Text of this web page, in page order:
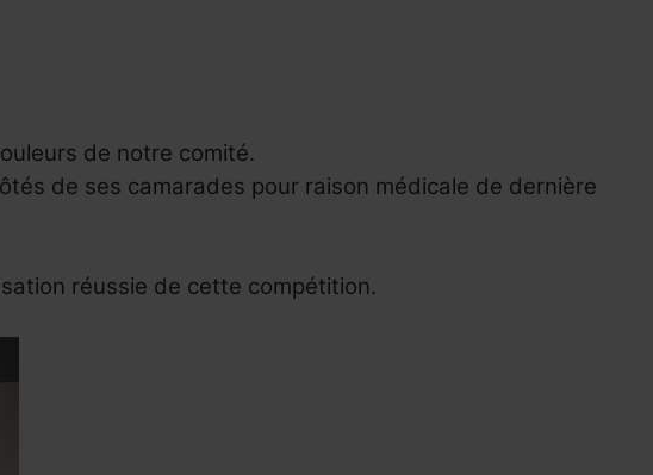
de notre comité.
de ses camarades pour raison médicale de dernière
réussie de cette compétition.